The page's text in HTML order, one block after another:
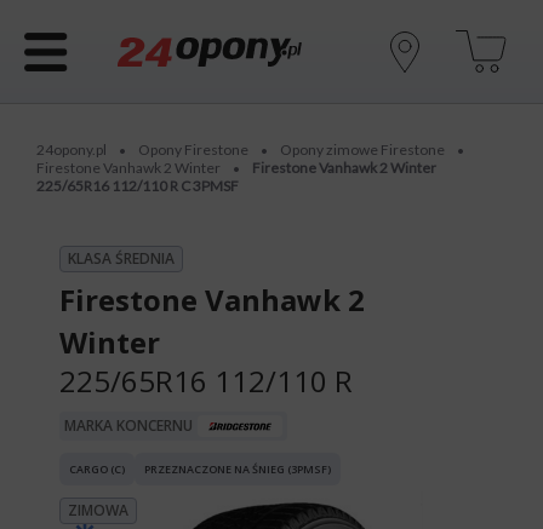
24opony.pl • Opony Firestone • Opony zimowe Firestone •
Firestone Vanhawk 2 Winter •
Firestone Vanhawk 2 Winter
225/65R16 112/110 R C 3PMSF
KLASA ŚREDNIA
Firestone Vanhawk 2
Winter
225/65R16 112/110 R
MARKA KONCERNU
CARGO (C) PRZEZNACZONE NA ŚNIEG (3PMSF)
ZIMOWA